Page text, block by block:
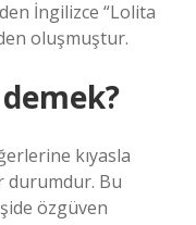
İngilizce “Lolita
oluşmuştur.
kıyasla
durumdur. Bu
özgüven